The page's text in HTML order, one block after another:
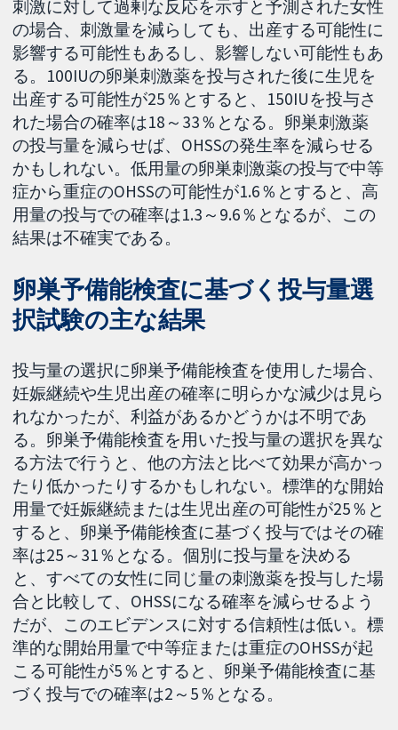
刺激に対して過剰な反応を示すと予測された女性
の場合、刺激量を減らしても、出産する可能性に
影響する可能性もあるし、影響しない可能性もあ
る。100IUの卵巣刺激薬を投与された後に生児を
出産する可能性が25％とすると、150IUを投与さ
れた場合の確率は18～33％となる。卵巣刺激薬
の投与量を減らせば、OHSSの発生率を減らせる
かもしれない。低用量の卵巣刺激薬の投与で中等
症から重症のOHSSの可能性が1.6％とすると、高
用量の投与での確率は1.3～9.6％となるが、この
結果は不確実である。
卵巣予備能検査に基づく投与量選
択試験の主な結果
投与量の選択に卵巣予備能検査を使用した場合、
妊娠継続や生児出産の確率に明らかな減少は見ら
れなかったが、利益があるかどうかは不明であ
る。卵巣予備能検査を用いた投与量の選択を異な
る方法で行うと、他の方法と比べて効果が高かっ
たり低かったりするかもしれない。標準的な開始
用量で妊娠継続または生児出産の可能性が25％と
すると、卵巣予備能検査に基づく投与ではその確
率は25～31％となる。個別に投与量を決める
と、すべての女性に同じ量の刺激薬を投与した場
合と比較して、OHSSになる確率を減らせるよう
だが、このエビデンスに対する信頼性は低い。標
準的な開始用量で中等症または重症のOHSSが起
こる可能性が5％とすると、卵巣予備能検査に基
づく投与での確率は2～5％となる。